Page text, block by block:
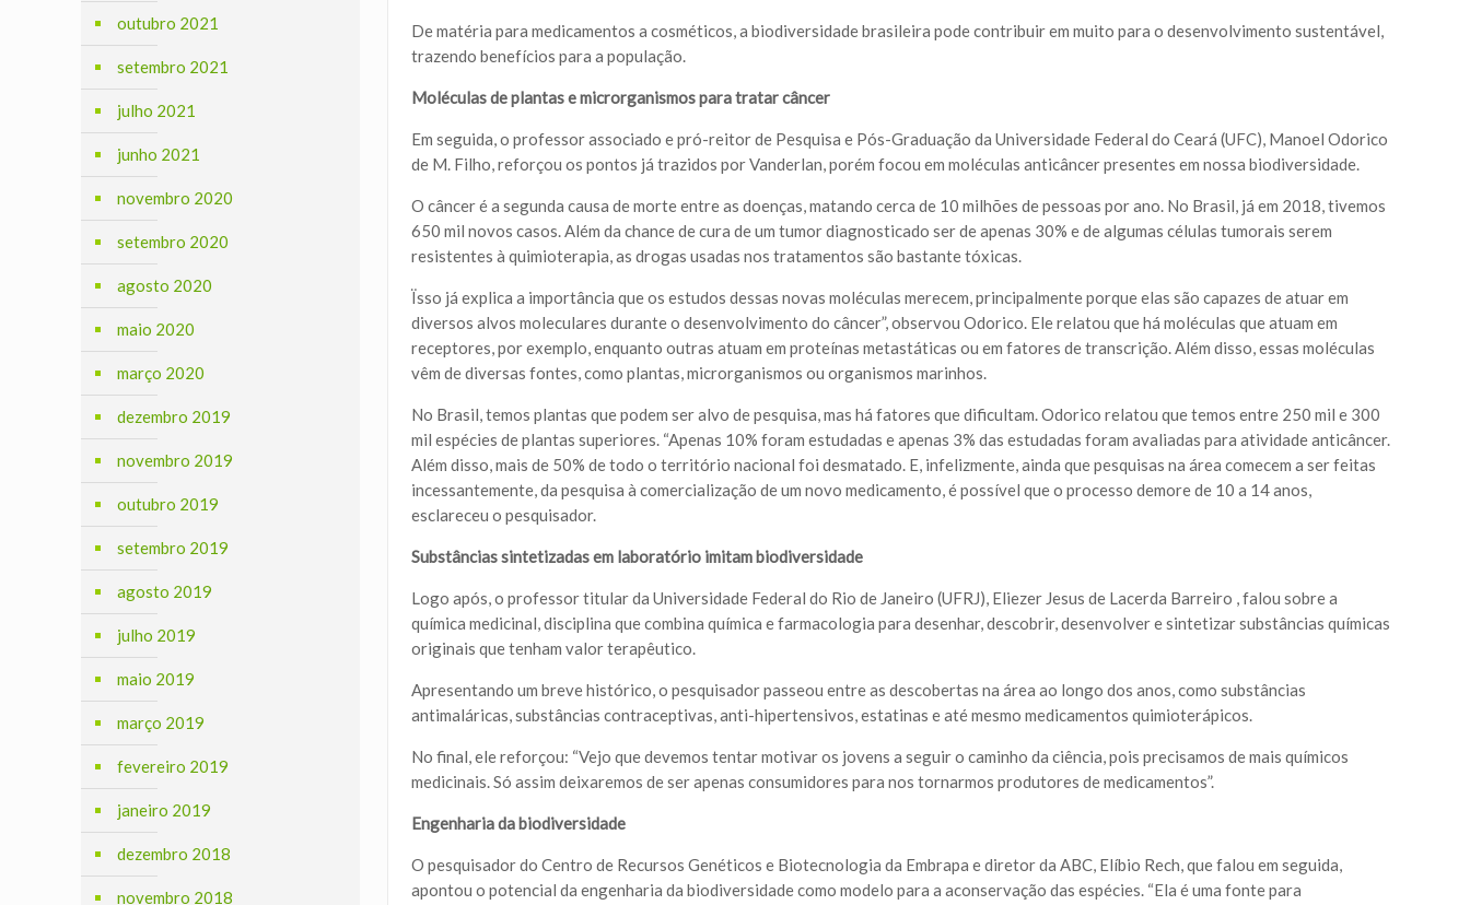
De matéria para medicamentos a cosméticos, a biodiversidade brasileira pode contribuir em muito para o desenvolvimento sustentável,
trazendo benefícios para a população.
Moléculas de plantas e microrganismos para tratar câncer
Em seguida, o professor associado e pró-reitor de Pesquisa e Pós-Graduação da Universidade Federal do Ceará (UFC), Manoel Odorico
de M. Filho, reforçou os pontos já trazidos por Vanderlan, porém focou em moléculas anticâncer presentes em nossa biodiversidade.
O câncer é a segunda causa de morte entre as doenças, matando cerca de 10 milhões de pessoas por ano. No Brasil, já em 2018, tivemos
650 mil novos casos. Além da chance de cura de um tumor diagnosticado ser de apenas 30% e de algumas células tumorais serem
resistentes à quimioterapia, as drogas usadas nos tratamentos são bastante tóxicas.
Ïsso já explica a importância que os estudos dessas novas moléculas merecem, principalmente porque elas são capazes de atuar em
diversos alvos moleculares durante o desenvolvimento do câncer”, observou Odorico. Ele relatou que há moléculas que atuam em
receptores, por exemplo, enquanto outras atuam em proteínas metastáticas ou em fatores de transcrição. Além disso, essas moléculas
vêm de diversas fontes, como plantas, microrganismos ou organismos marinhos.
No Brasil, temos plantas que podem ser alvo de pesquisa, mas há fatores que dificultam. Odorico relatou que temos entre 250 mil e 300
mil espécies de plantas superiores. “Apenas 10% foram estudadas e apenas 3% das estudadas foram avaliadas para atividade anticâncer.
Além disso, mais de 50% de todo o território nacional foi desmatado. E, infelizmente, ainda que pesquisas na área comecem a ser feitas
incessantemente, da pesquisa à comercialização de um novo medicamento, é possível que o processo demore de 10 a 14 anos,
esclareceu o pesquisador.
Substâncias sintetizadas em laboratório imitam biodiversidade
Logo após, o professor titular da Universidade Federal do Rio de Janeiro (UFRJ), Eliezer Jesus de Lacerda Barreiro , falou sobre a
química medicinal, disciplina que combina química e farmacologia para desenhar, descobrir, desenvolver e sintetizar substâncias químicas
originais que tenham valor terapêutico.
Apresentando um breve histórico, o pesquisador passeou entre as descobertas na área ao longo dos anos, como substâncias
antimaláricas, substâncias contraceptivas, anti-hipertensivos, estatinas e até mesmo medicamentos quimioterápicos.
No final, ele reforçou: “Vejo que devemos tentar motivar os jovens a seguir o caminho da ciência, pois precisamos de mais químicos
medicinais. Só assim deixaremos de ser apenas consumidores para nos tornarmos produtores de medicamentos”.
Engenharia da biodiversidade
O pesquisador do Centro de Recursos Genéticos e Biotecnologia da Embrapa e diretor da ABC, Elíbio Rech, que falou em seguida,
apontou o potencial da engenharia da biodiversidade como modelo para a aconservação das espécies. “Ela é uma fonte para
outubro 2021
setembro 2021
julho 2021
junho 2021
novembro 2020
setembro 2020
agosto 2020
maio 2020
março 2020
dezembro 2019
novembro 2019
outubro 2019
setembro 2019
agosto 2019
julho 2019
maio 2019
março 2019
fevereiro 2019
janeiro 2019
dezembro 2018
novembro 2018